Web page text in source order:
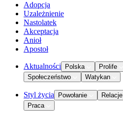
Adopcja
Uzależnienie
Nastolatek
Akceptacja
Anioł
Apostoł
Aktualności Polska Prolife
Społeczeństwo
Watykan
Styl życia Powołanie Relacje
Praca